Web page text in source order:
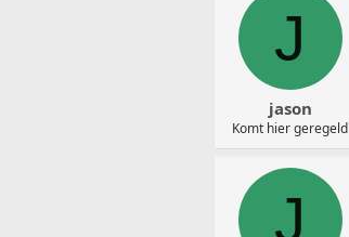
J
jason
Komt hier geregeld
J